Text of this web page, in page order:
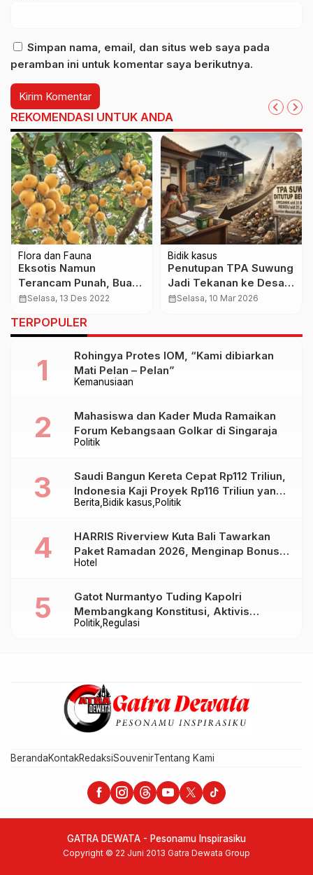
Simpan nama, email, dan situs web saya pada
peramban ini untuk komentar saya berikutnya.
REKOMENDASI UNTUK ANDA
Flora dan Fauna
Eksotis Namun
Terancam Punah, Buah
Badung Khas Bali Kini
calendar_monthSelasa, 13 Des 2022
Bidik kasus
Penutupan TPA Suwung
Jadi Tekanan ke Desa
dan Kelurahan, Padahal
calendar_monthSelasa, 10 Mar 2026
TERPOPULER
Kemanusiaan
Rohingya Protes IOM, “Kami dibiarkan
Mati Pelan – Pelan”
Politik
Mahasiswa dan Kader Muda Ramaikan
Forum Kebangsaan Golkar di Singaraja
Berita Bidik kasus Politik
Saudi Bangun Kereta Cepat Rp112 Triliun,
Indonesia Kaji Proyek Rp116 Triliun yang
Baru Sampai Bandung
Hotel
HARRIS Riverview Kuta Bali Tawarkan
Paket Ramadan 2026, Menginap Bonus
Takjil hingga Bukber Mulai Rp88.888
Politik Regulasi
Gatot Nurmantyo Tuding Kapolri
Membangkang Konstitusi, Aktivis
Tegaskan Polri Tak Punya Sejarah
BerandaKontakRedaksiSouvenirTentang Kami
GATRA DEWATA - Pesonamu Inspirasiku
Copyright © 22 Juni 2013 Gatra Dewata Group